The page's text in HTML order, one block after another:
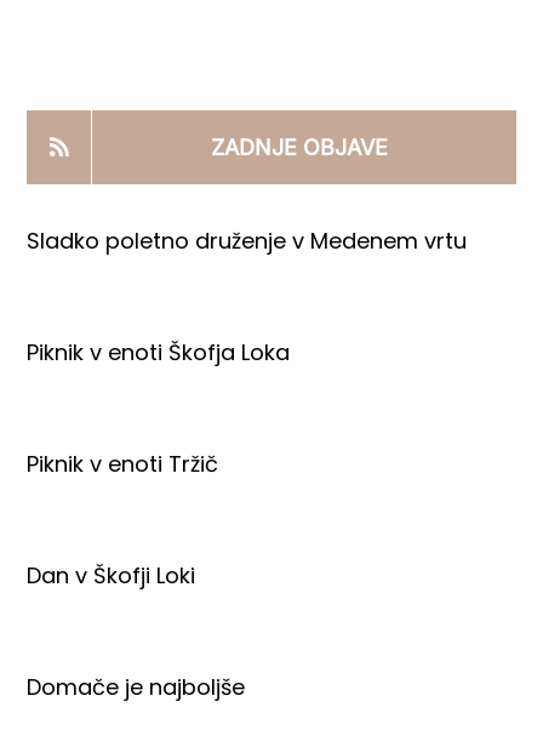
PRODAJNI IZDELKI
AKTUALNO
ZADNJE OBJAVE
Sladko poletno druženje v Medenem vrtu
Piknik v enoti Škofja Loka
Piknik v enoti Tržič
Dan v Škofji Loki
Domače je najboljše